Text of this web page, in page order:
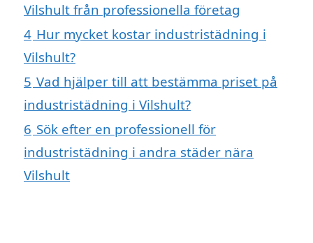
Vilshult från professionella företag
4 Hur mycket kostar industristädning i
Vilshult?
5 Vad hjälper till att bestämma priset på
industristädning i Vilshult?
6 Sök efter en professionell för
industristädning i andra städer nära
Vilshult